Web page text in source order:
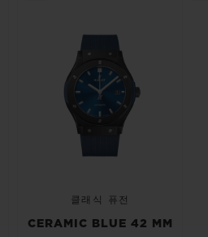
클래식 퓨전
CERAMIC BLUE 42 MM